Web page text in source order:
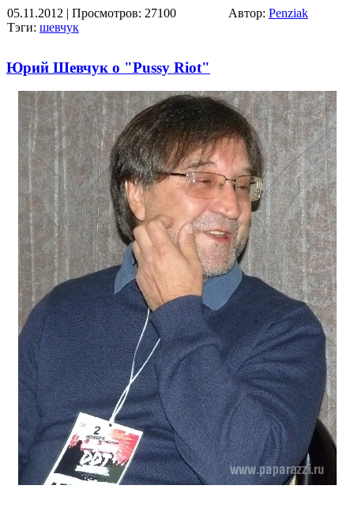
05.11.2012 | Просмотров: 27100
Тэги: шевчук
Автор: Penziak
Юрий Шевчук о "Pussy Riot"